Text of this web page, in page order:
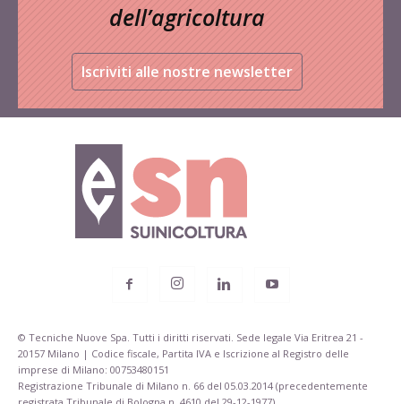
dell’agricoltura
Iscriviti alle nostre newsletter
© Tecniche Nuove Spa. Tutti i diritti riservati. Sede legale Via Eritrea 21 -
20157 Milano | Codice fiscale, Partita IVA e Iscrizione al Registro delle
imprese di Milano: 00753480151
Registrazione Tribunale di Milano n. 66 del 05.03.2014 (precedentemente